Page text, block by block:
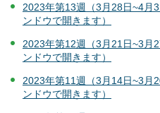
2023年第13週（3月28日~4月
ンドウで開きます）
2023年第12週（3月21日~3月
ンドウで開きます）
2023年第11週（3月14日~3月
ンドウで開きます）